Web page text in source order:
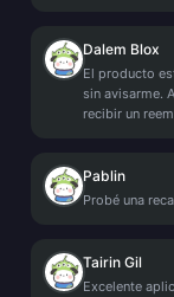
Dalem Blox
El producto
sin avisarme.
recibir un
Pablin
Probé una
Tairin Gil
Excelente